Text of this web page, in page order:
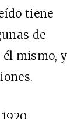
tiene
de
mismo, y